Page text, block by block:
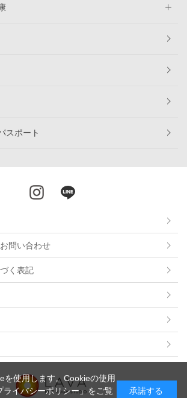
スポート
問い合わせ
く表記
を使用します。Cookieの使用
ライバシーポリシー」をご覧 承諾する